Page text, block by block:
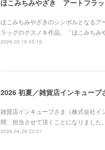
ほこみちみやざき アートフラ
ほこみちみやざきのシンボルとなる
ラッグのクスノキ作品、「ほこみちみ
2026.05.16 05:16
2026 初夏／雑貨店インキューブ
雑貨店インキューブさま（株式会社
間、担当させて頂くことになりました
2026.04.29 23:51